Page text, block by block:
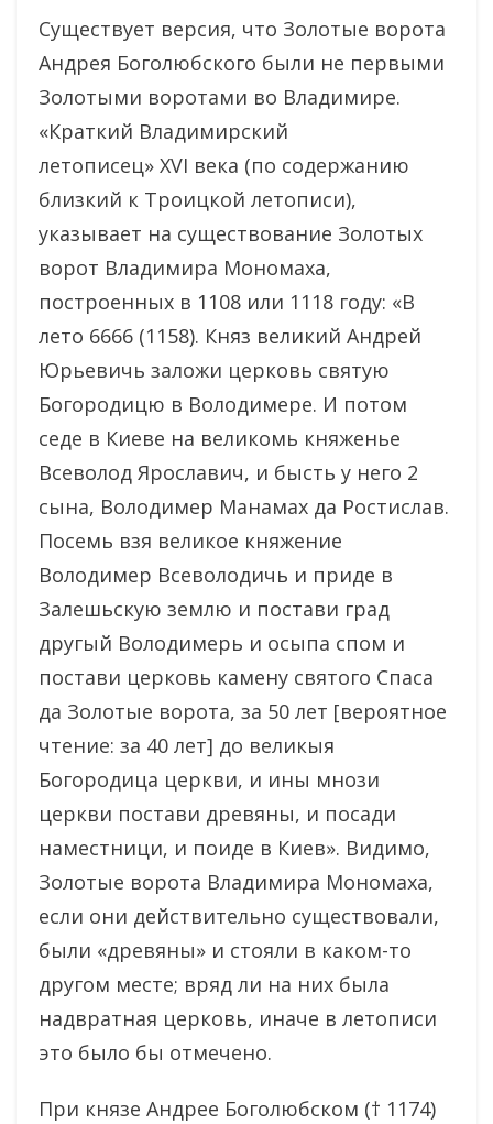
Существует версия, что Золотые ворота
Андрея Боголюбского были не первыми
Золотыми воротами во Владимире.
«Краткий Владимирский
летописец» XVI века (по содержанию
близкий к Троицкой летописи),
указывает на существование Золотых
ворот Владимира Мономаха,
построенных в 1108 или 1118 году: «В
лето 6666 (1158). Княз великий Андрей
Юрьевичь заложи церковь святую
Богородицю в Володимере. И потом
седе в Киеве на великомь княженье
Всеволод Ярославич, и бысть у него 2
сына, Володимер Манамах да Ростислав.
Посемь взя великое княжение
Володимер Всеволодичь и приде в
Залешьскую землю и постави град
другый Володимерь и осыпа спом и
постави церковь камену святого Спаса
да Золотые ворота, за 50 лет [вероятное
чтение: за 40 лет] до великыя
Богородица церкви, и ины мнози
церкви постави древяны, и посади
наместници, и поиде в Киев». Видимо,
Золотые ворота Владимира Мономаха,
если они действительно существовали,
были «древяны» и стояли в каком-то
другом месте; вряд ли на них была
надвратная церковь, иначе в летописи
это было бы отмечено.
При князе Андрее Боголюбском († 1174)